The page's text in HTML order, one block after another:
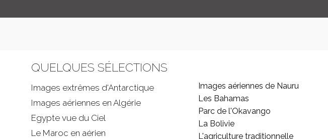
QUELQUES SÉLECTIONS
Images extrêmes d'Antarctique
Images aériennes en Algérie
Egypte vue du Ciel
Le Maroc en aérien
Images aériennes de Nauru
Les Bahamas
Parc de l'Okavango
La Bolivie
L'agriculture traditionnelle